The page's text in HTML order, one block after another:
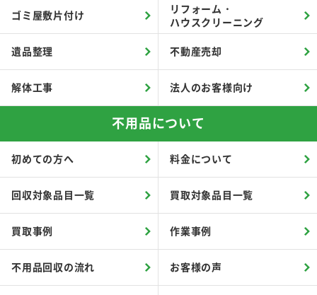
ゴミ屋敷片付け
リフォーム・
ハウスクリーニング
遺品整理 不動産売却
解体工事 法人のお客様向け
不用品について
初めての方へ 料金について
回収対象品目一覧 買取対象品目一覧
買取事例 作業事例
不用品回収の流れ お客様の声